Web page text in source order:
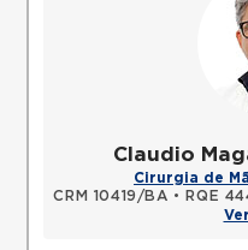
Claudio
Cirurgia de
CRM 10419/BA • RQE